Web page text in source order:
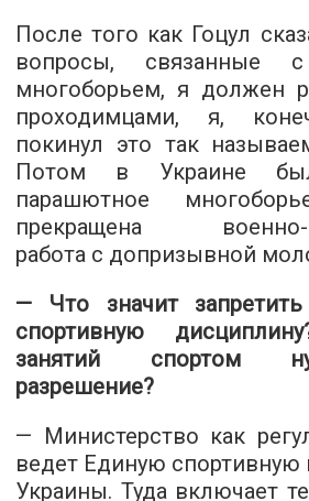
После того как Гоцул
вопросы, связанные
многоборьем, я должен
проходимцами, я,
покинул это так
Потом в Украине
парашютное
прекращена военно-
работа с допризывной
— Что значит
спортивную
занятий спортом
разрешение?
— Министерство как
ведет Единую
Украины. Туда включает